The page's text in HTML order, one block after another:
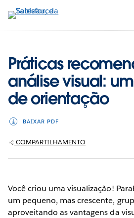
Pular
para
principal
Práticas
análise visual:
de orientação
BAIXAR PDF
COMPARTILHAMENTO
Você criou uma visualização!
um pequeno, mas crescente,
aproveitando as vantagens da